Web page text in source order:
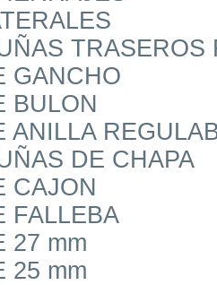
TRASEROS
GANCHO
BULON
ANILLA
DE CHAPA
CAJON
FALLEBA
27 mm
25 mm